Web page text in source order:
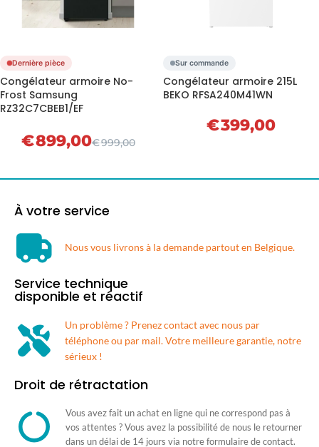
Dernière pièce
Congélateur armoire No-
Frost Samsung
RZ32C7CBEB1/EF
€999,00
€899,00
Sur commande
Congélateur armoire 215L
BEKO RFSA240M41WN
€399,00
À votre service
Nous vous livrons à la demande partout en Belgique.​
Service technique
disponible et réactif
Un problème ? Prenez contact avec nous par
téléphone ou par mail. Votre meilleure garantie, notre
sérieux !
Droit de rétractation
Vous avez fait un achat en ligne qui ne correspond pas à
vos attentes ? Vous avez la possibilité de nous le retourner
dans un délai de 14 jours via notre formulaire de contact.